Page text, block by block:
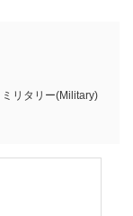
ミリタリー(Military)